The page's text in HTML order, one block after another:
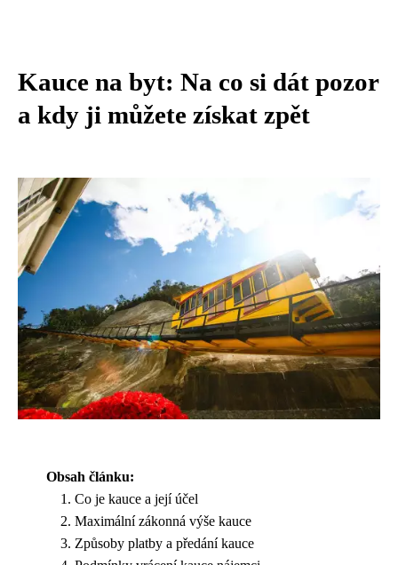
Kauce na byt: Na co si dát pozor
a kdy ji můžete získat zpět
Obsah článku:
Co je kauce a její účel
Maximální zákonná výše kauce
Způsoby platby a předání kauce